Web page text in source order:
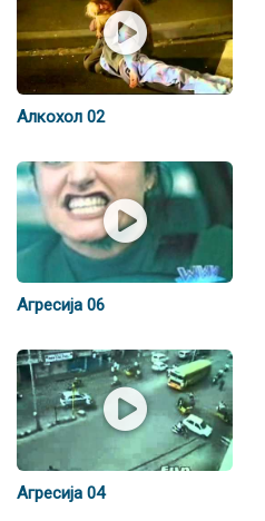
Алкохол 02
Агресија 06
Агресија 04